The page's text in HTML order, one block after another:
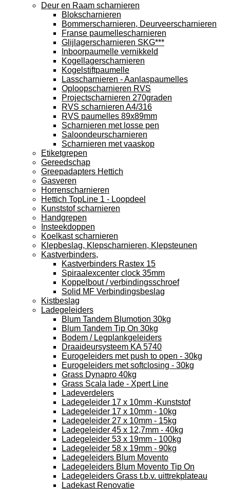
Deur en Raam scharnieren
Blokscharnieren
Bommerscharnieren, Deurveerscharnieren
Franse paumellescharnieren
Glijlagerscharnieren SKG***
Inboorpaumelle vernikkeld
Kogellagerscharnieren
Kogelstiftpaumelle
Lasscharnieren - Aanlaspaumelles
Oploopscharnieren RVS
Projectscharnieren 270graden
RVS scharnieren A4/316
RVS paumelles 89x89mm
Scharnieren met losse pen
Saloondeurscharnieren
Scharnieren met vaaskop
Etiketgrepen
Gereedschap
Greepadapters Hettich
Gasveren
Horrenscharnieren
Hettich TopLine 1 - Loopdeel
Kunststof scharnieren
Handgrepen
Insteekdoppen
Koelkast scharnieren
Klepbeslag, Klepscharnieren, Klepsteunen
Kastverbinders,
Kastverbinders Rastex 15
Spiraalexcenter clock 35mm
Koppelbout / verbindingsschroef
Solid MF Verbindingsbeslag
Kistbeslag
Ladegeleiders
Blum Tandem Blumotion 30kg
Blum Tandem Tip On 30kg
Bodem / Legplankgeleiders
Draaideursysteem KA 5740
Eurogeleiders met push to open - 30kg
Eurogeleiders met softclosing - 30kg
Grass Dynapro 40kg
Grass Scala lade - Xpert Line
Ladeverdelers
Ladegeleider 17 x 10mm -Kunststof
Ladegeleider 17 x 10mm - 10kg
Ladegeleider 27 x 10mm - 15kg
Ladegeleider 45 x 12,7mm - 40kg
Ladegeleider 53 x 19mm - 100kg
Ladegeleider 58 x 19mm - 90kg
Ladegeleiders Blum Movento
Ladegeleiders Blum Movento Tip On
Ladegeleiders Grass t.b.v. uittrekplateau
Ladekast Renovatie